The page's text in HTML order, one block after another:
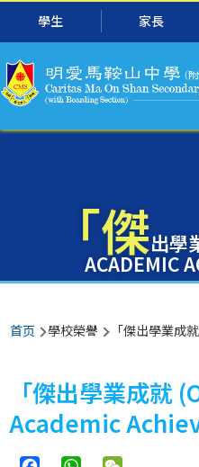
跳转到主要内容
學生 家長
导
航
「傑出學
ACADEMIC
面
包
屑
首页 學校榮譽 「傑出學業成
「傑出學業成就
Academic